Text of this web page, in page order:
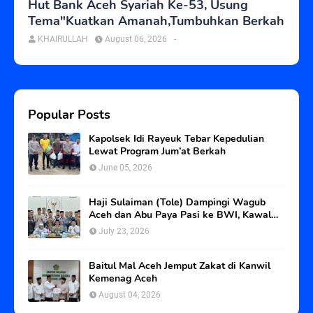
Hut Bank Aceh Syariah Ke-53, Usung
Tema"Kuatkan Amanah,Tumbuhkan Berkah
KHAIRULLAH -
August 06, 2026
Popular Posts
Kapolsek Idi Rayeuk Tebar Kepedulian
Lewat Program Jum’at Berkah
June 05, 2026
Haji Sulaiman (Tole) Dampingi Wagub
Aceh dan Abu Paya Pasi ke BWI, Kawal
Status Tanah Wakaf Blangpadang
July 23, 2026
Baitul Mal Aceh Jemput Zakat di Kanwil
Kemenag Aceh
August 04, 2026